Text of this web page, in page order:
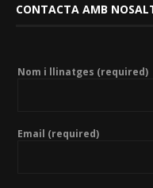
CONTACTA AMB
Nom i llinatges (required)
Email (required)